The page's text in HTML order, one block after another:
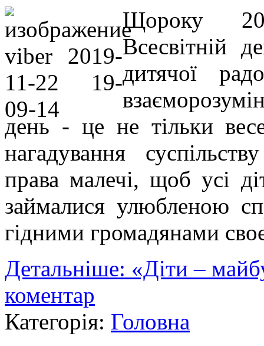
Щороку 20
Всесвітній
дитячої
день - це не тільки
нагадування
права малечі, щоб усі
займалися улюбленою
гідними громадянами
Детальніше: «Діти –
коментар
Категорія: Головна